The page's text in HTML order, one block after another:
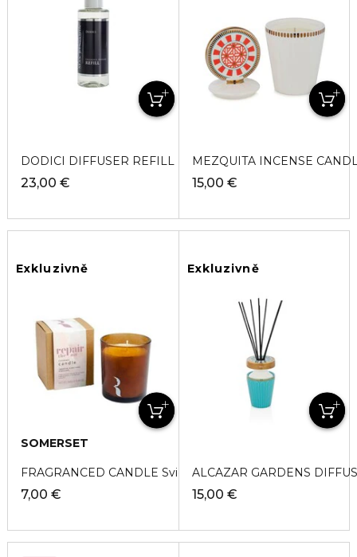
DODICI DIFFUSER REFILL Náplň do difuzéru
23,00 €
MEZQUITA INCENSE
15,00 €
Exkluzivně
SOMERSET
FRAGRANCED CANDLE Sviečka
7,00 €
Exkluzivně
ALCAZAR GARDENS
15,00 €